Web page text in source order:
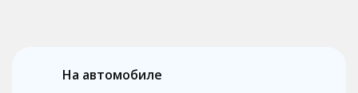
На автомобиле